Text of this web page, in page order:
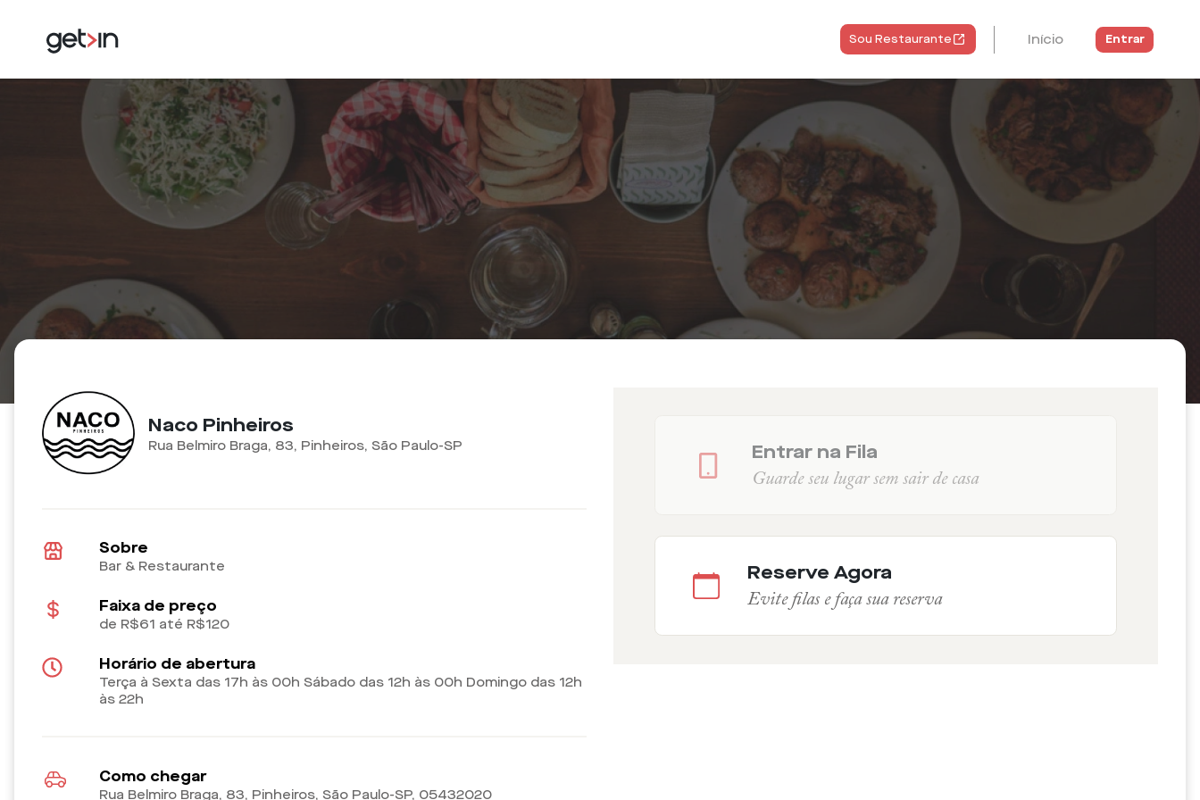
Sou Restaurante Início Entrar
Naco Pinheiros
Rua Belmiro Braga, 83, Pinheiros, São Paulo-SP
Sobre
Bar & Restaurante
Faixa de preço
de R$61 até R$120
Horário de abertura
Terça à Sexta das 17h às 00h Sábado das 12h às 00h Domingo das 12h
às 22h
Como chegar
Rua Belmiro Braga, 83, Pinheiros, São Paulo-SP, 05432020
Entrar na Fila
Guarde seu lugar sem sair de casa
Reserve Agora
Evite filas e faça sua reserva